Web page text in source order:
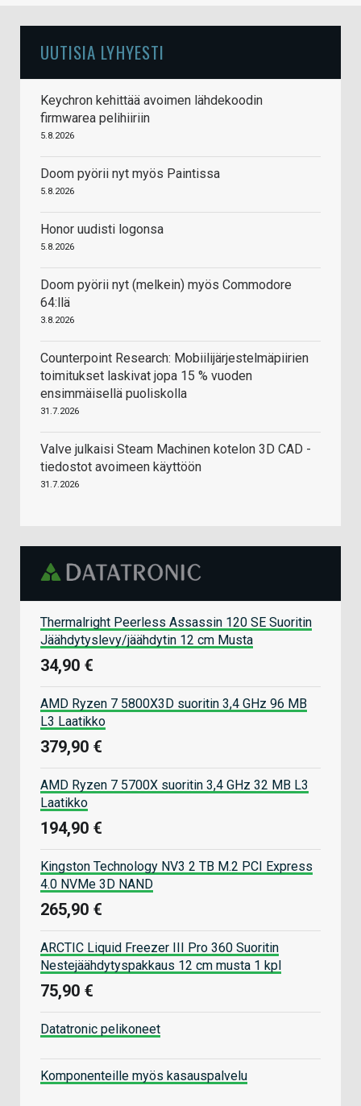
UUTISIA LYHYESTI
Keychron kehittää avoimen lähdekoodin
firmwarea pelihiiriin
5.8.2026
Doom pyörii nyt myös Paintissa
5.8.2026
Honor uudisti logonsa
5.8.2026
Doom pyörii nyt (melkein) myös Commodore
64:llä
3.8.2026
Counterpoint Research: Mobiilijärjestelmäpiirien
toimitukset laskivat jopa 15 % vuoden
ensimmäisellä puoliskolla
31.7.2026
Valve julkaisi Steam Machinen kotelon 3D CAD -
tiedostot avoimeen käyttöön
31.7.2026
Thermalright Peerless Assassin 120 SE Suoritin
Jäähdytyslevy/jäähdytin 12 cm Musta
34,90 €
AMD Ryzen 7 5800X3D suoritin 3,4 GHz 96 MB
L3 Laatikko
379,90 €
AMD Ryzen 7 5700X suoritin 3,4 GHz 32 MB L3
Laatikko
194,90 €
Kingston Technology NV3 2 TB M.2 PCI Express
4.0 NVMe 3D NAND
265,90 €
ARCTIC Liquid Freezer III Pro 360 Suoritin
Nestejäähdytyspakkaus 12 cm musta 1 kpl
75,90 €
Datatronic pelikoneet
Komponenteille myös kasauspalvelu